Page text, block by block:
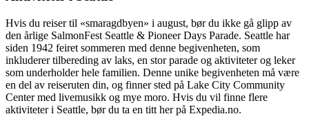
Hvis du reiser til «smaragdbyen» i august, bør du ikke gå glipp av
den årlige SalmonFest Seattle & Pioneer Days Parade. Seattle har
siden 1942 feiret sommeren med denne begivenheten, som
inkluderer tilbereding av laks, en stor parade og aktiviteter og leker
som underholder hele familien. Denne unike begivenheten må være
en del av reiseruten din, og finner sted på Lake City Community
Center med livemusikk og mye moro. Hvis du vil finne flere
aktiviteter i Seattle, bør du ta en titt her på Expedia.no.